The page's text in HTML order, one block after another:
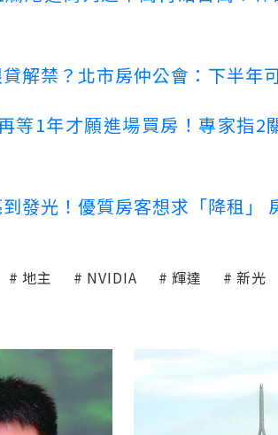
解禁？北市房仲公會：下半年
等1年才願進場買房！專家指2
發光！優質房客想求「降租」
地主 NVIDIA 輝達 新光